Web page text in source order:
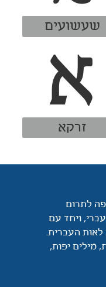
לתרום
ויחד עם
העברית.
מילים יפות,